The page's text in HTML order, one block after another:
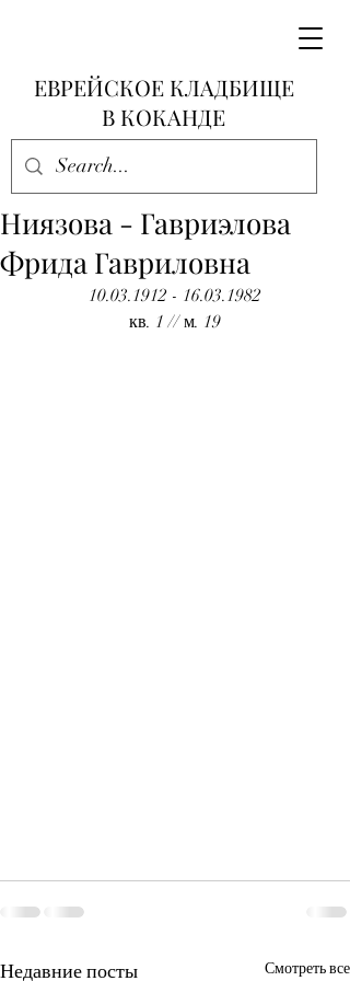
ЕВРЕЙСКОЕ КЛАДБИЩЕ
В КОКАНДЕ
Ниязова - Гавриэлова
Фрида Гавриловна
10.03.1912 - 16.03.1982
кв. 1 // м. 19
Недавние посты Смотреть все